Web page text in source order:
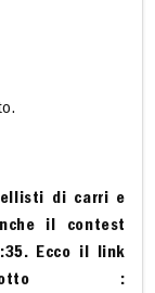
di carri e
il contest
Ecco il link
: